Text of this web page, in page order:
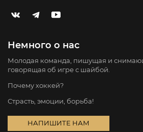
Немного о нас
Молодая команда, пишущая и
говорящая об игре с шайбой.
Почему хоккей?
Страсть, эмоции, борьба!
НАПИШИТЕ НАМ